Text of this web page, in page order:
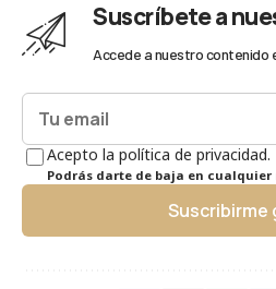
Suscríbete a
Accede a nuestro contenido
Acepto la política de privacidad.
Podrás darte de baja en cualquier
Suscribirme